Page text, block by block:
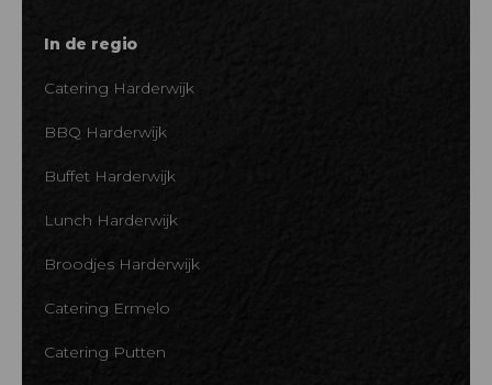
In de regio
Catering Harderwijk
BBQ Harderwijk
Buffet Harderwijk
Lunch Harderwijk
Broodjes Harderwijk
Catering Ermelo
Catering Putten